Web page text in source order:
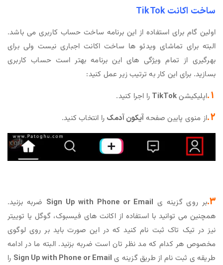
ساخت اکانت TikTok
اولین گام برای استفاده از این برنامه ساخت حساب کاربری می باشد.
البته برای تماشای ویدئو ها ساخت اکانت اجباری نیست ولی برای
بهرگیری از تمام ویژگی های این برنامه بهتر است حساب کاربری
بسازید. برای این کار به ترتیب زیر عمل کنید:
1. اپلیکیشنTikTok را اجرا کنید.
2. از منوی پایین صفحهآیکون آدمک را انتخاب کنید.
3. بر روی گزینه ی Sign Up with Phone or Email ضربه بزنید.
همچنین می توانید با استفاده از اکانت های فیسبوک، گوگل یا توییتر
نیز در تیک تاک ثبت نام کنید که در این صورت باید بر روی لوگوی
مخصوص هر کدام که مد نظر تان است ضربه بزنید. البته ما در ادامه
طریقه ی ثبت نام از طریق گزینه ی Sign Up with Phone or Email را